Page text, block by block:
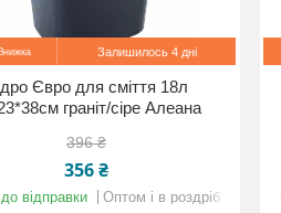
Залишилось 4 дні
Євро для сміття 18л
граніт/сіре Алеана
396 ₴
356 ₴
відправки Оптом і в роздріб